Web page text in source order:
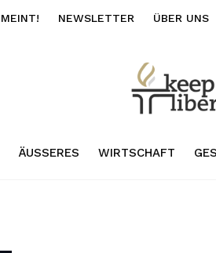
MEINT! NEWSLETTER ÜBER UNS
ÄUSSERES WIRTSCHAFT